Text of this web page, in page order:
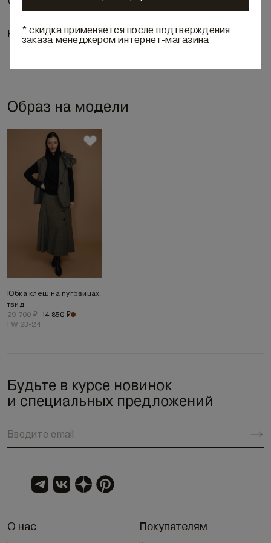
Наличие в бутиках
Образ на модели
Юбка клеш на пуговицах,
твид
29 700 ₽ 14 850 ₽
FW 23-24
Будьте в курсе новинок
и специальных предложений
О нас Покупателям
* скидка применяется после подтверждения
заказа менеджером интернет-магазина